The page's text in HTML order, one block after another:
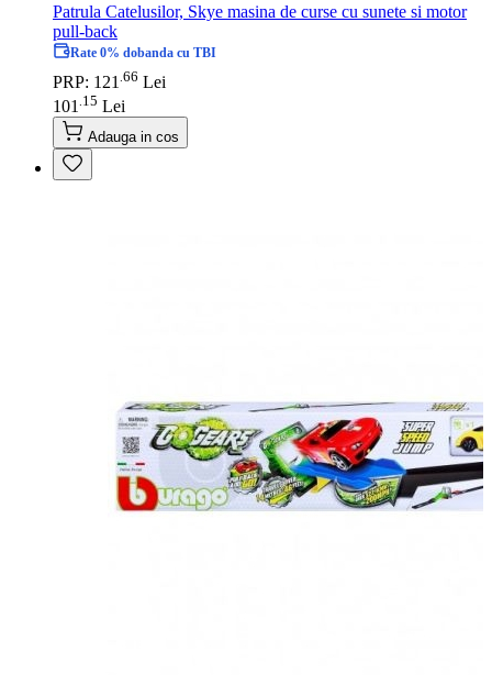
Patrula Catelusilor, Skye masina de curse cu sunete si motor
pull-back
Rate 0% dobanda cu TBI
PRP: 121 66 Lei
101 15 Lei
Adauga in cos